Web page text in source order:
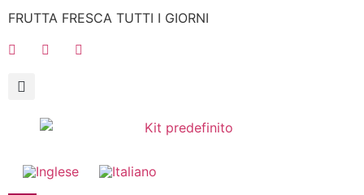
FRUTTA FRESCA TUTTI I GIORNI